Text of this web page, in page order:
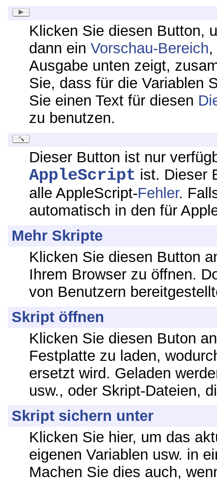
Klicken Sie diesen Button,
dann ein Vorschau-Bereich,
Ausgabe unten zeigt,
Sie, dass für die Variablen
Sie einen Text für diesen
zu benutzen.
Dieser Button ist nur
AppleScript ist. Dieser
alle AppleScript-Fehler.
automatisch in den für
Mehr Skripte
Klicken Sie diesen Button
Ihrem Browser zu öffnen.
von Benutzern
Skript öffnen
Klicken Sie diesen Buton
Festplatte zu laden,
ersetzt wird. Geladen
usw., oder Skript-Dateien,
Skript sichern unter
Klicken Sie hier, um das
eigenen Variablen usw. in
Machen Sie dies auch,